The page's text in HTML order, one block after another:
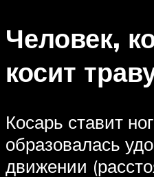
Человек,
косит
Косарь ставит
образовалась
движении